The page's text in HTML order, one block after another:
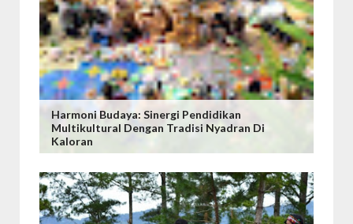
Harmoni Budaya: Sinergi Pendidikan
Multikultural Dengan Tradisi Nyadran Di
Kaloran